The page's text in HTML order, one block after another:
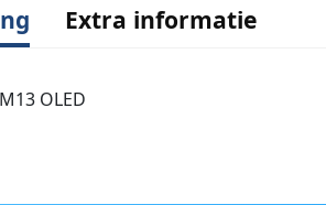
Extra informatie
OLED